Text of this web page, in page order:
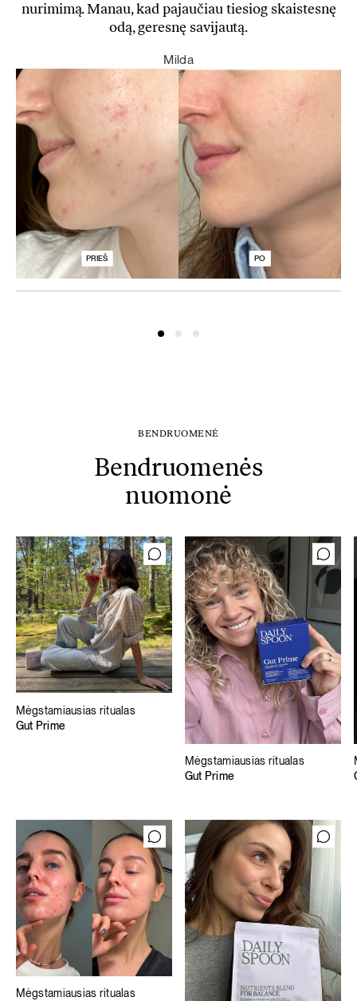
nurimimą. Manau, kad pajaučiau tiesiog skaistesnę
odą, geresnę savijautą.
Milda
PRIEŠ PO
BENDRUOMENĖ
Bendruomenės
nuomonė
Mėgstamiausias ritualas
Gut Prime
Mėgstamiausias ritualas
Gut Prime
Mėgstamiausias ritualas